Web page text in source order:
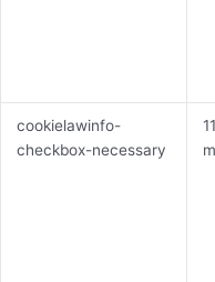
cookielawinfo-
checkbox-necessary
11